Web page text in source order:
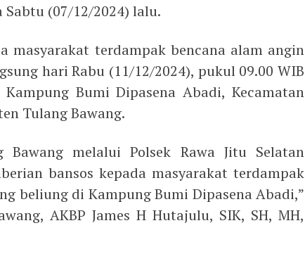
(07/12/2024) lalu.
masyarakat terdampak bencana alam angin
hari Rabu (11/12/2024), pukul 09.00 WIB
Bumi Dipasena Abadi, Kecamatan
Tulang Bawang.
Bawang melalui Polsek Rawa Jitu Selatan
bansos kepada masyarakat terdampak
beliung di Kampung Bumi Dipasena Abadi,”
AKBP James H Hutajulu, SIK, SH, MH,